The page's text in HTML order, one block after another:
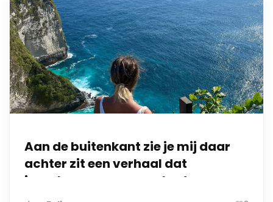
Aan de buitenkant zie je mij daar
achter zit een verhaal dat
jarenlang geen naam had.